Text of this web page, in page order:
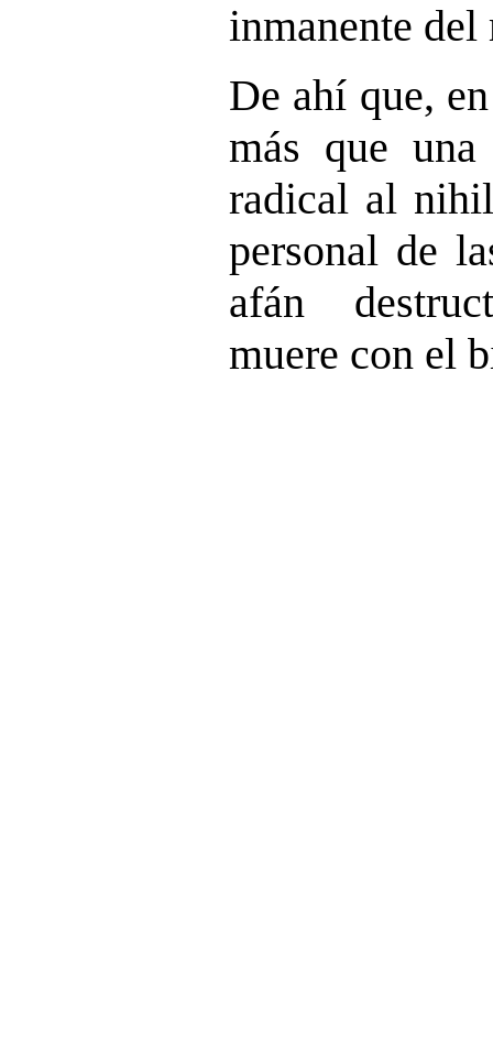
inmanente del
De ahí que,
más que
radical al
personal de
afán
muere con el